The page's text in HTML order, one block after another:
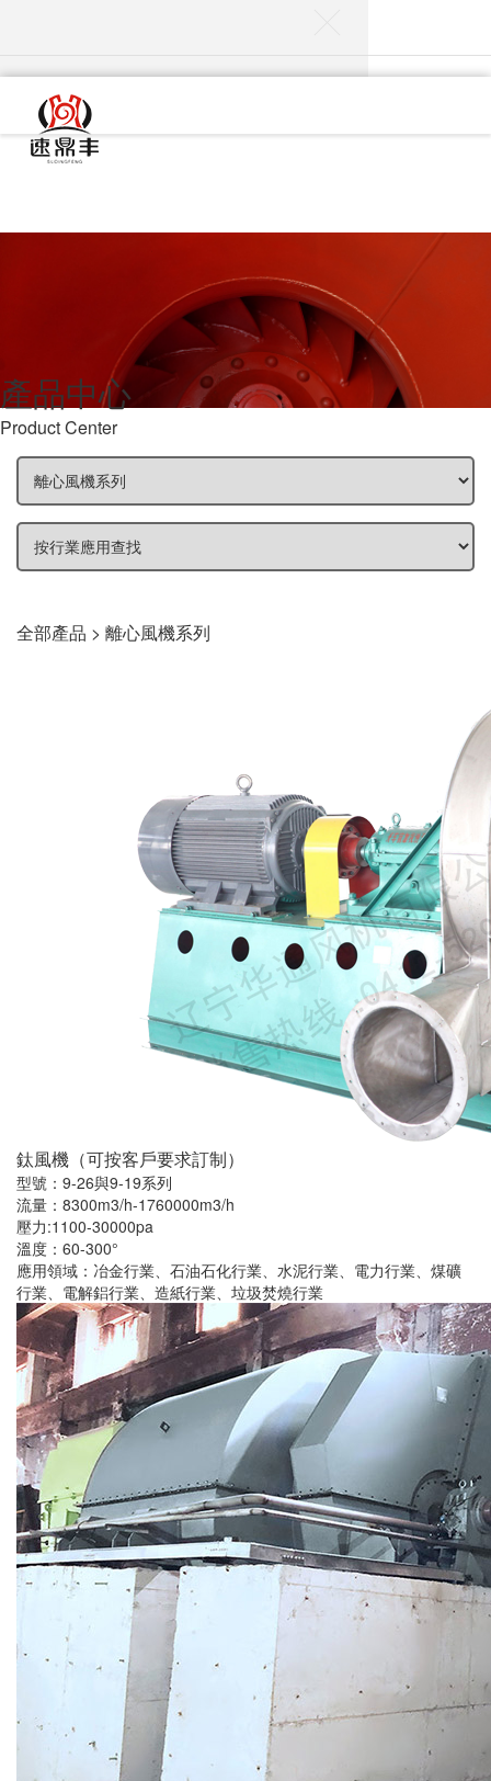
首頁
關于華通
生產能力
資訊中心
聯系我們
產品中心
Product Center
全部產品 > 離心風機系列
鈦風機（可按客戶要求訂制）
型號：9-26與9-19系列
流量：8300m3/h-1760000m3/h
壓力:1100-30000pa
溫度：60-300°
應用領域：冶金行業、石油石化行業、水泥行業、電力行業、煤礦
行業、電解鋁行業、造紙行業、垃圾焚燒行業